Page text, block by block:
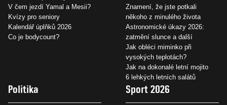
V čem jezdí Yamal a Mesii?
Kvízy pro seniory
Kalendář úplňků 2026
Co je bodycount?
Znamení, že jste potkali
někoho z minulého života
Astronomické úkazy 2026:
zatmění slunce a další
Jak obléci miminko při
vysokých teplotách?
Jak na dokonalé letní mojito
6 lehkých letních salátů
Politika Sport 2026